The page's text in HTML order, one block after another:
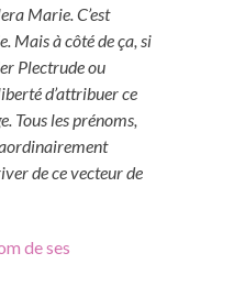
Marie. C’est
Mais à côté de ça, si
Plectrude ou
d’attribuer ce
Tous les prénoms,
de ce vecteur de
de ses